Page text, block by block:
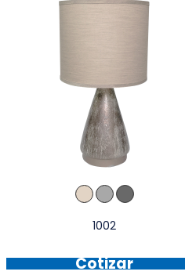
1002
Cotizar